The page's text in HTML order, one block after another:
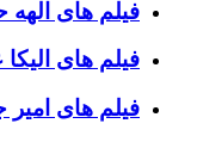
فیلم های
فیلم های الیکا
فیلم های امیر